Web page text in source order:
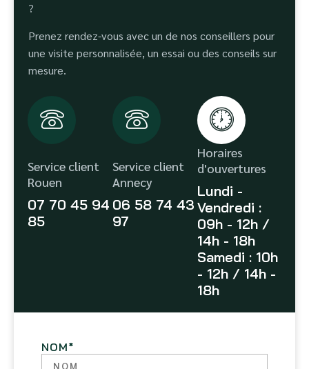
?
Prenez rendez-vous avec un de nos conseillers pour
une visite personnalisée, un essai ou des conseils sur
mesure.
Service client
Rouen
07 70 45 94
85
Service client
Annecy
06 58 74 43
97
Horaires
d'ouvertures
Lundi -
Vendredi :
09h - 12h /
14h - 18h
Samedi : 10h
- 12h / 14h -
18h
NOM*